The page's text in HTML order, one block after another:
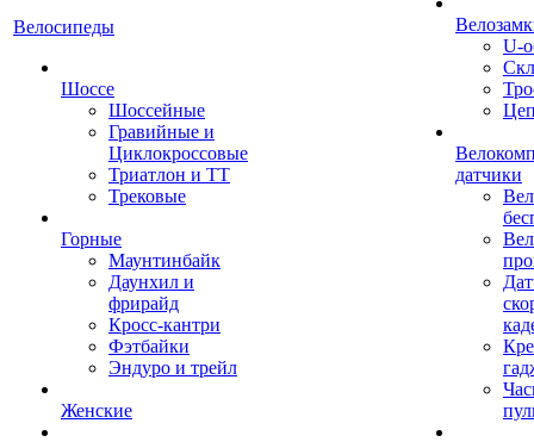
Велосипеды
Шоссе
Шоссейные
Гравийные и
Циклокроссовые
Триатлон и ТТ
Трековые
Горные
Маунтинбайк
Даунхил и
фрирайд
Кросс-кантри
Фэтбайки
Эндуро и трейл
Женские
U-
датчики